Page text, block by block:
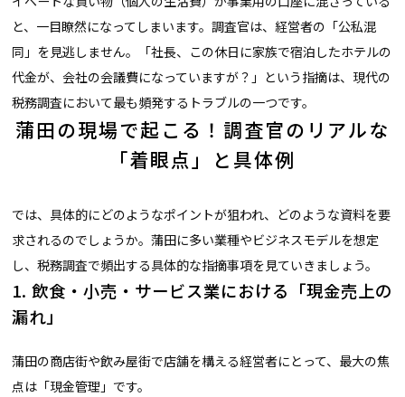
と、一目瞭然になってしまいます。調査官は、経営者の「公私混
同」を見逃しません。「社長、この休日に家族で宿泊したホテルの
代金が、会社の会議費になっていますが？」という指摘は、現代の
税務調査において最も頻発するトラブルの一つです。
蒲田の現場で起こる！調査官のリアルな
「着眼点」と具体例
では、具体的にどのようなポイントが狙われ、どのような資料を要
求されるのでしょうか。蒲田に多い業種やビジネスモデルを想定
し、税務調査で頻出する具体的な指摘事項を見ていきましょう。
1. 飲食・小売・サービス業における「現金売上の
漏れ」
蒲田の商店街や飲み屋街で店舗を構える経営者にとって、最大の焦
点は「現金管理」です。